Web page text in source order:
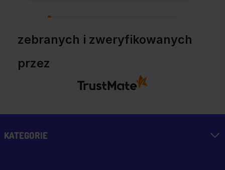
zebranych i zweryfikowanych
przez
KATEGORIE